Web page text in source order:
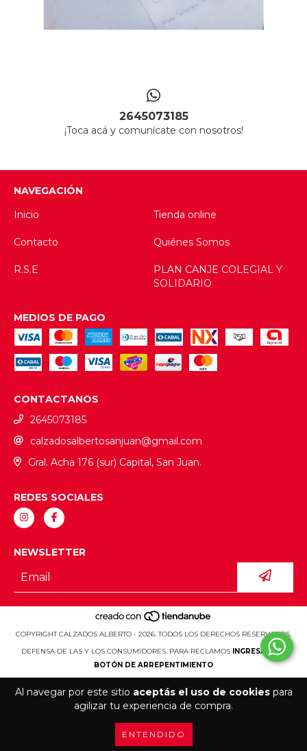
Al navegar por este sitio aceptás el uso de cookiespara
agilizar tu experiencia de compra.
ENTENDIDO
2645073185
¡Toca acá y comunícate con nosotros!
NAVEGACIÓN
Inicio
Tienda online
Contacto Quiénes Somos
R.S.E
PLAN CANJE COLEGIAL Y
SOLIDARIO
MEDIOS DE PAGO
CONTACTANOS
2645073185
calzadosalbertosanjuan@gmail.com
Gral. Acha 176 (sur) Capital, San Juan.
REDES SOCIALES
NEWSLETTER
COPYRIGHT CALZADOS ALBERTO - 2026. TODOS LOS DERECHOS RESERVADOS.
DEFENSA DE LAS Y LOS CONSUMIDORES. PARA RECLAMOS INGRESÁ ACÁ.
BOTÓN DE ARREPENTIMIENTO